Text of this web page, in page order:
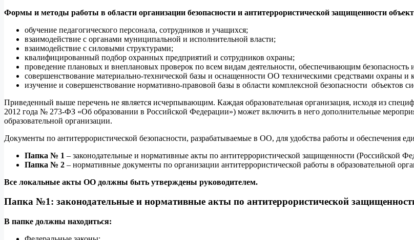
Формы и методы работы в области организации безопасности и антитеррористической защищенности
обучение педагогического персонала, сотрудников и учащихся;
взаимодействие с органами муниципальной и исполнительной власти;
взаимодействие с силовыми структурами;
квалифицированный подбор охранных предприятий и сотрудников охраны;
проведение плановых и внеплановых проверок по всем видам деятельности, обеспечивающим
совершенствование материально-технической базы и оснащенности ОО техническими средствами охраны и
изучение и совершенствование нормативно-правовой базы в области комплексной безопасности объектов
Приведенный выше перечень не является исчерпывающим. Каждая образовательная организация, исходя из
2012 года № 273-ФЗ «Об образовании в Российской Федерации») может включить в него дополнительные
образовательной организации.
Документы по антитеррористической безопасности, разрабатываемые в ОО, для удобства работы и обеспечения
Папка № 1 – законодательные и нормативные акты по антитеррористической защищенности (Российской
Папка № 2 – нормативные документы по организации антитеррористической работы в образовательной
Все локальные акты ОО должны быть утверждены руководителем.
Папка №1: законодательные и нормативные акты по антитеррористической
В папке должны находиться: